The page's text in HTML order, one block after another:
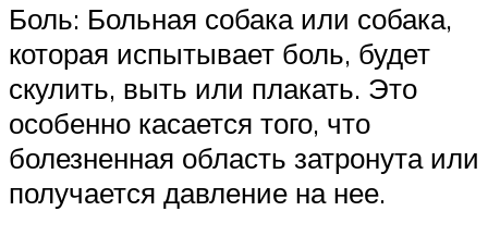
Боль: Больная собака или собака,
которая испытывает боль, будет
скулить, выть или плакать. Это
особенно касается того, что
болезненная область затронута или
получается давление на нее.